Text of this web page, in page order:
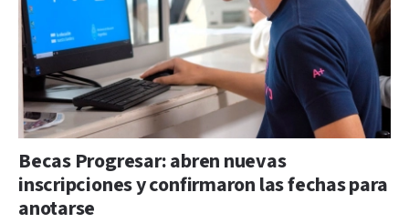
Becas Progresar: abren nuevas
inscripciones y confirmaron las fechas para
anotarse